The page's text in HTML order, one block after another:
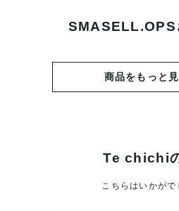
SMASELL.OPS
商品をもっと
Te chichi
こちらはいかがで